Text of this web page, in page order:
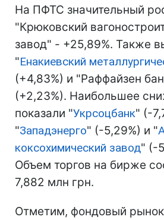
На ПФТС значительный
"Крюковский
завод" - +25,89%. Также
"Енакиевский
(+4,83%) и "Раффайзен
(+2,23%). Наибольшее
показали "Укрсоцбанк" (-
"Западэнерго" (-5,29%) и "
коксохимический завод" (-
Объем торгов на бирже
7,882 млн грн.
Отметим, фондовый